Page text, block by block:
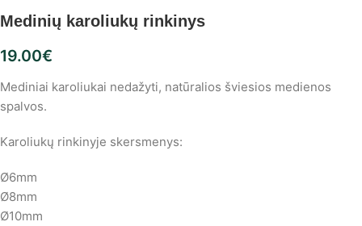
Medinių karoliukų rinkinys
19.00€
Mediniai karoliukai nedažyti, natūralios šviesios medienos
spalvos.
Karoliukų rinkinyje skersmenys:
Ø6mm
Ø8mm
Ø10mm